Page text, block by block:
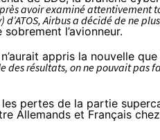
avoir examiné attentivement
Airbus a décidé de ne
sobrement l’avionneur.
appris la nouvelle
des résultats, on ne pouvait pas
pertes de la partie
Allemands et Français